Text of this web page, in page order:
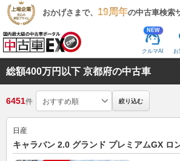
おかげさまで、 19周年の中古車検索
NEW
クルマAI お
総額400万円以下 京都府の中古車
6451件 絞り込む
日産
キャラバン 2.0 グランド プレミアムGX ロ